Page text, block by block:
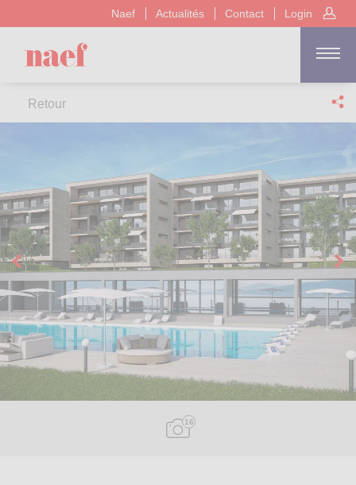
Naef Actualités Contact Login
Retour
16